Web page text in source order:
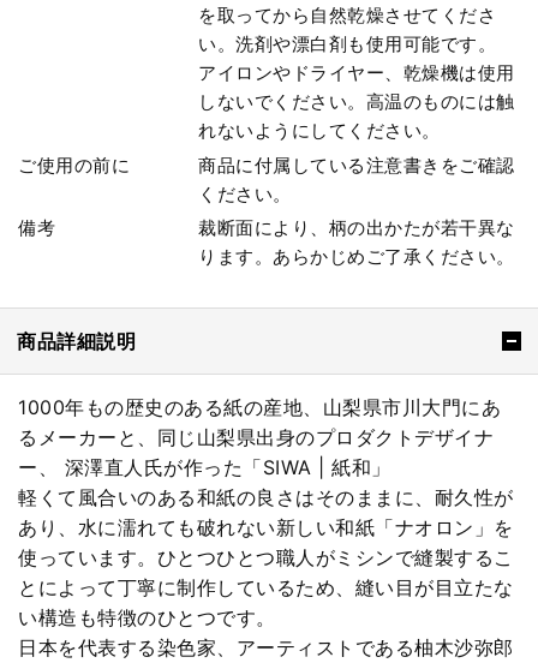
を取ってから自然乾燥させてくださ
い。洗剤や漂白剤も使用可能です。
アイロンやドライヤー、乾燥機は使用
しないでください。高温のものには触
れないようにしてください。
ご使用の前に
商品に付属している注意書きをご確認
ください。
備考
裁断面により、柄の出かたが若干異な
ります。あらかじめご了承ください。
商品詳細説明
1000年もの歴史のある紙の産地、山梨県市川大門にあ
るメーカーと、同じ山梨県出身のプロダクトデザイナ
ー、 深澤直人氏が作った「SIWA | 紙和」
軽くて風合いのある和紙の良さはそのままに、耐久性が
あり、水に濡れても破れない新しい和紙「ナオロン」を
使っています。ひとつひとつ職人がミシンで縫製するこ
とによって丁寧に制作しているため、縫い目が目立たな
い構造も特徴のひとつです。
日本を代表する染色家、アーティストである柚木沙弥郎